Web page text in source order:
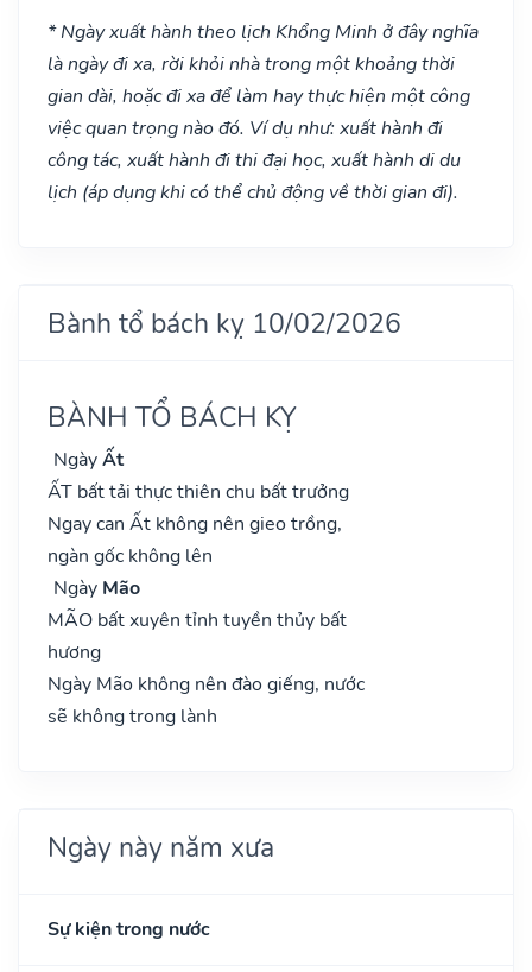
* Ngày xuất hành theo lịch Khổng Minh ở đây nghĩa
là ngày đi xa, rời khỏi nhà trong một khoảng thời
gian dài, hoặc đi xa để làm hay thực hiện một công
việc quan trọng nào đó. Ví dụ như: xuất hành đi
công tác, xuất hành đi thi đại học, xuất hành di du
lịch (áp dụng khi có thể chủ động về thời gian đi).
Bành tổ bách kỵ 10/02/2026
BÀNH TỔ BÁCH KỴ
NgàyẤt
ẤT bất tải thực thiên chu bất trưởng
Ngay can Ất không nên gieo trồng,
ngàn gốc không lên
Ngày Mão
MÃO bất xuyên tỉnh tuyền thủy bất
hương
Ngày Mão không nên đào giếng, nước
sẽ không trong lành
Ngày này năm xưa
Sự kiện trong nước